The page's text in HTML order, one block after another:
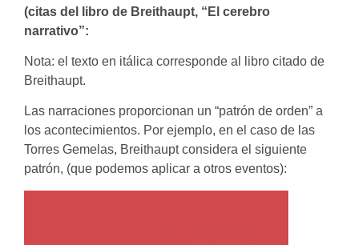
(citas del libro de Breithaupt, “El cerebro
narrativo”:
Nota: el texto en itálica corresponde al libro citado de
Breithaupt.
Las narraciones proporcionan un “patrón de orden” a
los acontecimientos. Por ejemplo, en el caso de las
Torres Gemelas, Breithaupt considera el siguiente
patrón, (que podemos aplicar a otros eventos):